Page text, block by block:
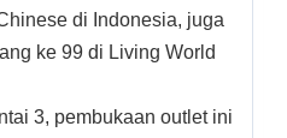
di Indonesia, juga
ke 99 di Living World
3, pembukaan outlet ini